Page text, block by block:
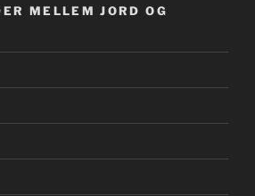
MELLEM JORD OG